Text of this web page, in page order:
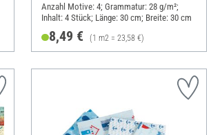
Anzahl Motive: 4; Grammatur: 28 g/m²;
Inhalt: 4 Stück; Länge: 30 cm; Breite: 30 cm
8,49 € (1 m2 = 23,58 €)